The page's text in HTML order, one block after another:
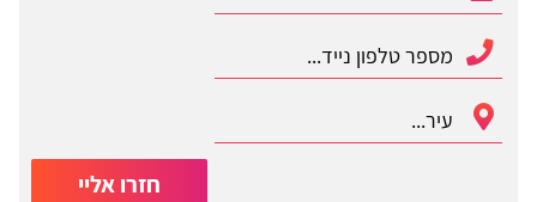
חזרו אליי